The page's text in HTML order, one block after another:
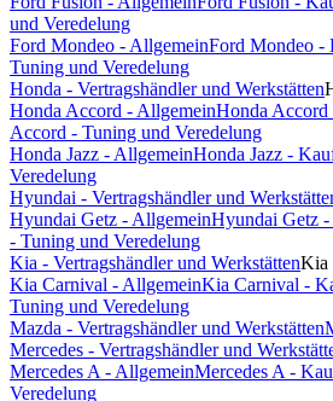
und Veredelung
Ford Mondeo - AllgemeinFord Mondeo -
Tuning und Veredelung
Honda - Vertragshändler und Werkstätten
Honda Accord - AllgemeinHonda Accord
Accord - Tuning und Veredelung
Honda Jazz - AllgemeinHonda Jazz -
Veredelung
Hyundai - Vertragshändler und
Hyundai Getz - AllgemeinHyundai Getz
- Tuning und Veredelung
Kia - Vertragshändler und WerkstättenKia
Kia Carnival - AllgemeinKia Carnival -
Tuning und Veredelung
Mazda - Vertragshändler und Werkstätten
Mercedes - Vertragshändler und
Mercedes A - AllgemeinMercedes A -
Veredelung